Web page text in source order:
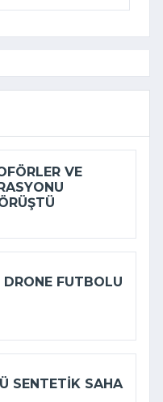
VE
FUTBOLU
SENTETIK SAHA